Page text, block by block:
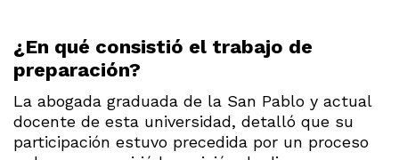
¿En qué consistió el trabajo de
preparación?
La abogada graduada de la San Pablo y actual
docente de esta universidad, detalló que su
participación estuvo precedida por un proceso